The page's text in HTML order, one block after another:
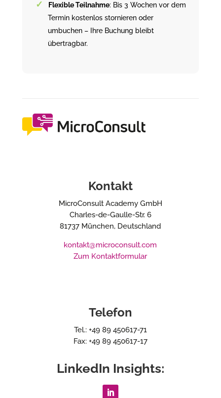
Flexible Teilnahme: Bis 3 Wochen vor dem
Termin kostenlos stornieren oder
umbuchen – Ihre Buchung bleibt
übertragbar.
Kontakt
MicroConsult Academy GmbH
Charles-de-Gaulle-Str. 6
81737 München, Deutschland
kontakt@microconsult.com
Zum Kontaktformular
Telefon
Tel.: +49 89 450617-71
Fax: +49 89 450617-17
LinkedIn Insights: